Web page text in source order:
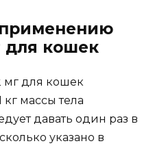
для кошек
мг для кошек
кг массы тела
давать один раз в
указано в